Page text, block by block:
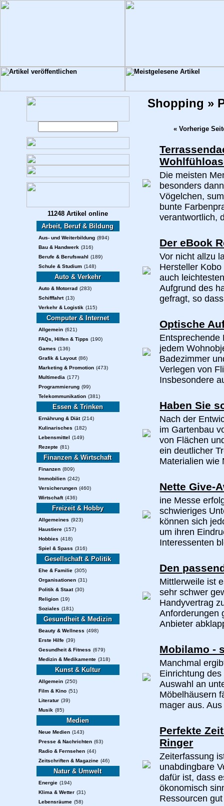
11248 Artikel online
Arbeit, Beruf & Bildung
Aus- und Weiterbildung (894)
Bau & Handwerk (316)
Berufe & Berufswahl (189)
Schule & Studium (148)
Auto & Verkehr
Auto & Motorrad (283)
Schifffahrt (13)
Verkehr & Logistik (115)
Computer & Internet
Allgemein (621)
FAQs, Hilfen & Tipps (190)
Games (136)
Grafik & Layout (86)
Marketing & Promotion (473)
Multimedia (177)
Programmierung (99)
Telekommunikation (381)
Essen & Trinken
Ernährung & Diät (214)
Kulinarisches (182)
Lebensmittel (149)
Rezepte (81)
Finanzen & Wirtschaft
Finanzen (809)
Immobilien (242)
Versicherungen (460)
Wirtschaft (436)
Freizeit & Hobby
Allgemeines (923)
Haustiere (157)
Hobbies (418)
Spiel & Spass (316)
Gesellschaft & Politik
Ehe & Familie (305)
Organisationen (31)
Politik & Staat (30)
Religion (19)
Soziales (181)
Gesundheit & Medizin
Beauty & Wellness (498)
Erste Hilfe (39)
Gesundheit & Fitness (679)
Medizin & Medikamente (318)
Kunst & Kultur
Allgemein (250)
Film & Kino (51)
Literatur (39)
Musik (85)
Medien
Neue Medien (143)
Presse & Nachrichten (63)
Radio & Fernsehen (44)
Zeitschriften & Magazine (46)
Natur & Umwelt
Energie (194)
Klima & Wetter (31)
Lebensräume (58)
Shopping »
« Vorherige
Die meisten
besonders
Vögelchen,
bunte
verantwortlich,
Der eBook
Vor nicht allzu
Hersteller
auch
Aufgrund des
gefragt, so
Optische
Entsprechende
jedem
Badezimmer
Verlegen von
Insbesondere
Haben Sie
Nach der
im Gartenbau
von Flächen
ein deutlicher
Materialien wie
Nette Give-
ine Messe
schwieriges
können sich
um ihren
Interessenten
Den
Mittlerweile ist
sehr schwer
Handyvertrag
Anforderungen
Anbieter
Mobilamo -
Manchmal
Einrichtung
Auswahl an
Möbelhäusern
mager aus.
Perfekte
Ringer
Zeiterfassung
unabdingbare
dafür ist, dass
ökonomisch
Ressourcen